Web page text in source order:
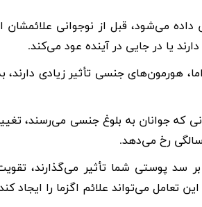
می‌شود، قبل از نوجوانی علائمشان
یا در جایی در آینده عود می‌کند.
هورمون‌های جنسی تأثیر زیادی دارند،
که جوانان به بلوغ جنسی می‌رسند،
سد پوستی شما تأثیر می‌گذارند،
تعامل می‌تواند علائم اگزما را ایجاد